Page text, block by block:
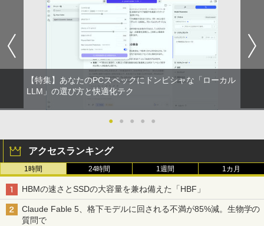
【特集】あなたのPCスペックにドンピシャな「ローカル
LLM」の選び方と快適化テク
● ● ● ● ●
アクセスランキング
1時間 24時間 1週間 1カ月
HBMの速さとSSDの大容量を兼ね備えた「HBF」
Claude Fable 5、格下モデルに回される不満が85%減。生物学の
質問で